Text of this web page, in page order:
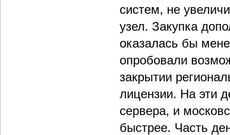
систем, не
узел. Закупка
оказалась бы
опробовали
закрытии
лицензии. На эти
сервера, и
быстрее. Часть